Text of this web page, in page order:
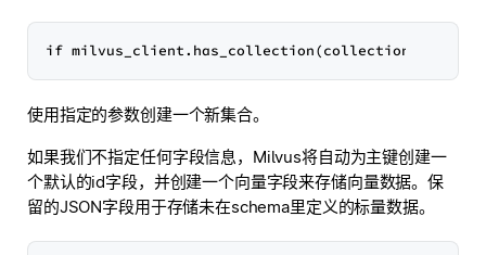
使用指定的参数创建一个新集合。
如果我们不指定任何字段信息，Milvus将自动为主键创建一
个默认的id字段，并创建一个向量字段来存储向量数据。保
留的JSON字段用于存储未在schema里定义的标量数据。